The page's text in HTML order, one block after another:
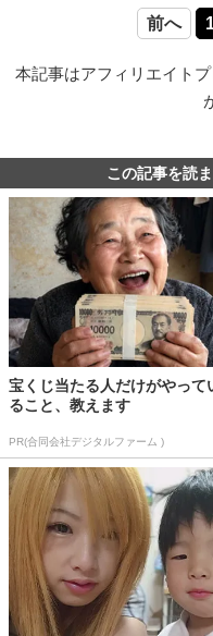
前へ
本記事はアフィリエイト
この記事を読
宝くじ当たる人だけがやって
ること、教えます
PR(合同会社デジタルファーム )